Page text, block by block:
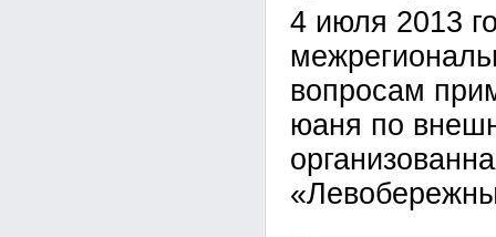
4 июля 2013
вопросам
юаня по